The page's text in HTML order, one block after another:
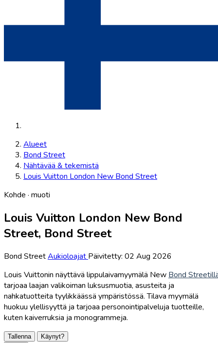
Alueet
Bond Street
Nähtävää & tekemistä
Louis Vuitton London New Bond Street
Kohde · muoti
Louis Vuitton London New Bond
Street, Bond Street
Bond StreetAukioloajat Päivitetty: 02 Aug 2026
Louis Vuittonin näyttävä lippulaivamyymälä New Bond
tarjoaa laajan valikoiman luksusmuotia, asusteita ja
nahkatuotteita tyylikkäässä ympäristössä. Tilava myymälä
huokuu ylellisyyttä ja tarjoaa personointipalveluja tuotteille,
kuten kaiverruksia ja monogrammeja.
Tallenna
Käynyt?